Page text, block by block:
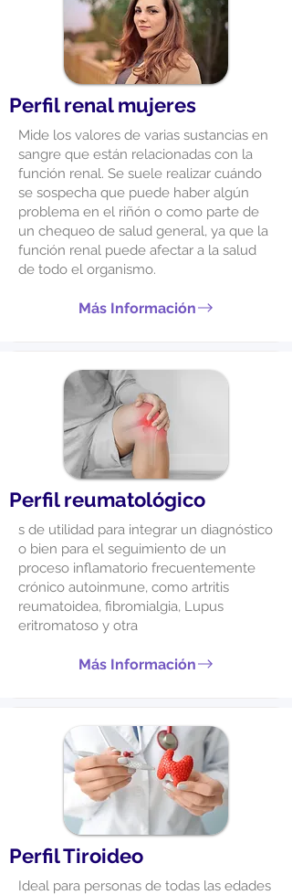
Perfil renal mujeres
Mide los valores de varias sustancias en
sangre que están relacionadas con la
función renal. Se suele realizar cuándo
se sospecha que puede haber algún
problema en el riñón o como parte de
un chequeo de salud general, ya que la
función renal puede afectar a la salud
de todo el organismo.
Más Información
Perfil reumatológico
s de utilidad para integrar un diagnóstico
o bien para el seguimiento de un
proceso inflamatorio frecuentemente
crónico autoinmune, como artritis
reumatoidea, fibromialgia, Lupus
eritromatoso y otra
Más Información
Perfil Tiroideo
Ideal para personas de todas las edades